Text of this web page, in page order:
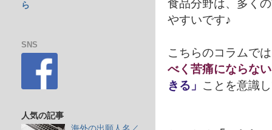
食品分野は、多く
やすいです♪
こちらのコラムでは
べく苦痛にならな
きる」 ことを意識
ら
SNS
人気の記事